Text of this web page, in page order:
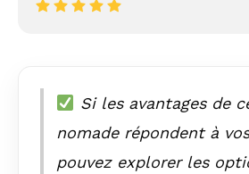
Si les avantages de
nomade répondent à
pouvez explorer les